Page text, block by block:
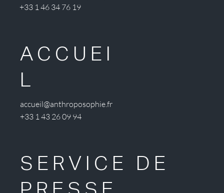
+33 1 46 34 76 19
ACCUEI
L
accueil@anthroposophie.fr
+33 1 43 26 09 94
SERVICE DE